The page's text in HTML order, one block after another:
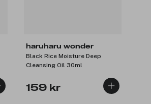
haruharu wonder
Black Rice Moisture Deep
Cleansing Oil 30ml
159 kr